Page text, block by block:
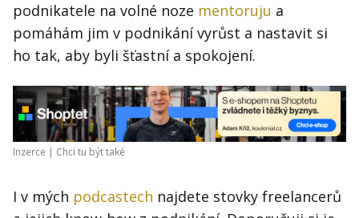
podnikatele na volné noze mentoruju a
pomáhám jim v podnikání vyrůst a nastavit si
ho tak, aby byli šťastní a spokojení.
Inzerce | Chci tu být také
I v mých podcastech najdete stovky freelancerů